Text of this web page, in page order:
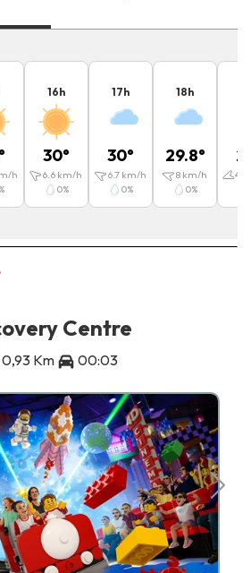
°
h
16h
30°
6.6 km/h
0%
17h
30°
6.7km/h
0%
18h
29.8°
8km/h
0%
4.2
Centre
0,93 Km 00:03